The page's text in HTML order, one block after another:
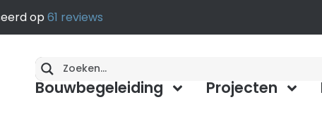
op 61 reviews
Bouwbegeleiding Projecten